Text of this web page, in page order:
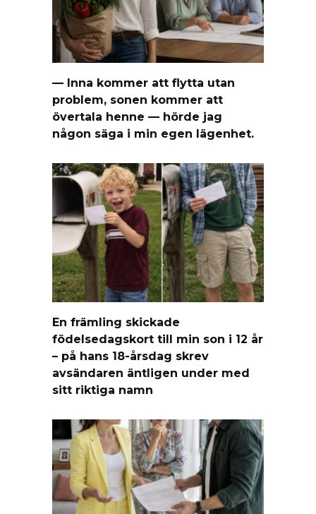
— Inna kommer att flytta utan
problem, sonen kommer att
övertala henne — hörde jag
någon säga i min egen lägenhet.
En främling skickade
födelsedagskort till min son i 12 år
– på hans 18-årsdag skrev
avsändaren äntligen under med
sitt riktiga namn